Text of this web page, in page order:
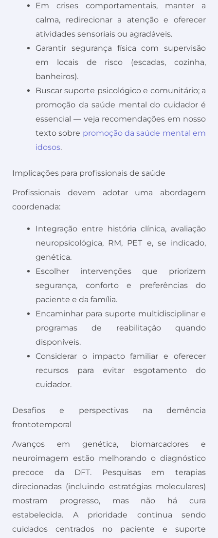
Em crises comportamentais, manter a
calma, redirecionar a atenção e oferecer
atividades sensoriais ou agradáveis.
Garantir segurança física com supervisão
em locais de risco (escadas, cozinha,
banheiros).
Buscar suporte psicológico e comunitário; a
promoção da saúde mental do cuidador é
essencial — veja recomendações em nosso
texto sobre promoção da saúde mental em
idosos.
Implicações para profissionais de saúde
Profissionais devem adotar uma abordagem
coordenada:
Integração entre história clínica, avaliação
neuropsicológica, RM, PET e, se indicado,
genética.
Escolher intervenções que priorizem
segurança, conforto e preferências do
paciente e da família.
Encaminhar para suporte multidisciplinar e
programas de reabilitação quando
disponíveis.
Considerar o impacto familiar e oferecer
recursos para evitar esgotamento do
cuidador.
Desafios e perspectivas na demência
frontotemporal
Avanços em genética, biomarcadores e
neuroimagem estão melhorando o diagnóstico
precoce da DFT. Pesquisas em terapias
direcionadas (incluindo estratégias moleculares)
mostram progresso, mas não há cura
estabelecida. A prioridade continua sendo
cuidados centrados no paciente e suporte